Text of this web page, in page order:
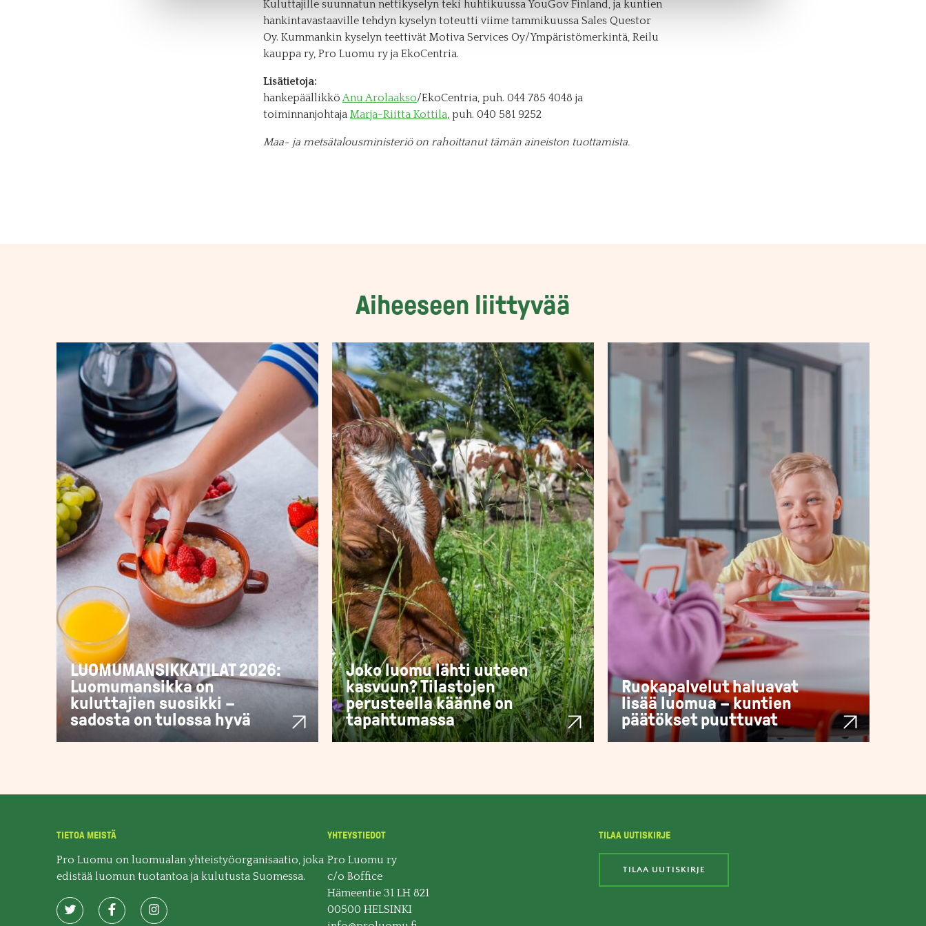
Kuluttajille suunnatun nettikyselyn teki huhtikuussa YouGov Finland, ja kuntien
hankintavastaaville tehdyn kyselyn toteutti viime tammikuussa Sales Questor
Oy. Kummankin kyselyn teettivät Motiva Services Oy/Ympäristömerkintä, Reilu
kauppa ry, Pro Luomu ry ja EkoCentria.
Lisätietoja:
hankepäällikköAnu Arolaakso/EkoCentria, puh. 044 785 4048 ja
toiminnanjohtaja Marja-Riitta Kottila, puh. 040 581 9252
Maa- ja metsätalousministeriö on rahoittanut tämän aineiston tuottamista.
Aiheeseen liittyvää
LUOMUMANSIKKATILAT 2026:
Luomumansikka on
kuluttajien suosikki –
sadosta on tulossa hyvä
Joko luomu lähti uuteen
kasvuun? Tilastojen
perusteella käänne on
tapahtumassa
Ruokapalvelut haluavat
lisää luomua – kuntien
päätökset puuttuvat
TIETOA MEISTÄ
Pro Luomu on luomualan yhteistyöorganisaatio, joka
edistää luomun tuotantoa ja kulutusta Suomessa.
YHTEYSTIEDOT
Pro Luomu ry
c/o Boffice
Hämeentie 31 LH 821
00500 HELSINKI
TILAA UUTISKIRJE
TILAA UUTISKIRJE